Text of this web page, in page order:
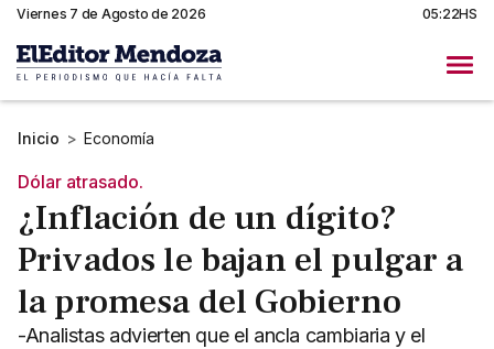
Viernes 7 de Agosto de 2026 05:22HS
Inicio > Economía
Dólar atrasado.
¿Inflación de un dígito?
Privados le bajan el pulgar a
la promesa del Gobierno
-Analistas advierten que el ancla cambiaria y el